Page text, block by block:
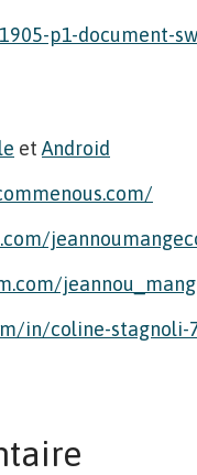
et Android
in/coline-stagnoli-